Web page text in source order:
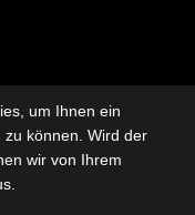
um Ihnen ein
zu können. Wird der
wir von Ihrem